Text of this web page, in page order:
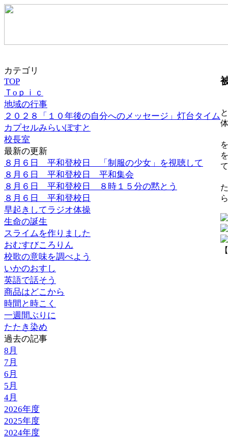
カテゴリ
TOP
Ｔoｐｉｃ
地域の行事
２０２８「１０年後の自分へのメッセージ」灯台タイム
カプセルみらいぽすと
校長室
最新の更新
８月６日 平和登校日 「制服の少女」を視聴して
８月６日 平和登校日 平和集会
８月６日 平和登校日 ８時１５分の黙とう
８月６日 平和登校日
早起きしてラジオ体操
生命の誕生
スライムを作りました
おむすびころりん
校歌の意味を調べよう
いかのおすし
英語で話そう
商品はどこから
時間と時こく
一週間ぶりに
たたき染め
過去の記事
8月
7月
6月
5月
4月
2026年度
2025年度
2024年度